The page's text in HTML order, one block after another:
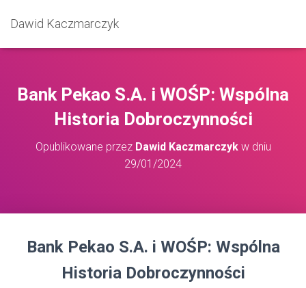
Dawid Kaczmarczyk
Bank Pekao S.A. i WOŚP: Wspólna
Historia Dobroczynności
Opublikowane przez Dawid Kaczmarczykw dniu
29/01/2024
Bank Pekao S.A. i WOŚP: Wspólna
Historia Dobroczynności